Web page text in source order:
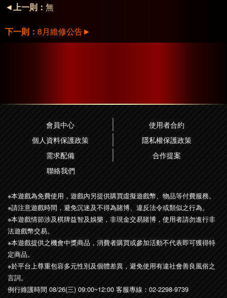
◄上一則： 無
下一則： 8月維修公告►
會員中心
使用者合約
個人資料保護政策
隱私權保護政策
需求配備
合作提案
聯絡我們
※本遊戲為免費使用，遊戲內另提供購買虛擬遊戲幣、物品等付費服務。
※請注意遊戲時間，避免沉迷及不得為賭博、違反法令或類似之行為。
※本遊戲情節涉及棋牌益智及娛樂，非現金交易賭博，使用者請勿進行非
法遊戲幣交易。
※本遊戲提供之機會中獎商品，消費者購買或參加活動不代表即可獲得特
定商品。
※於平台上尊重包容多元性別及個體差異，避免使用有違社會善良風俗之
言詞。
例行維護時間 08/26(三) 09:00~12:00 客服專線： 02-2298-9739